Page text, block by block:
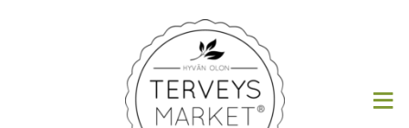
Terveysmarket